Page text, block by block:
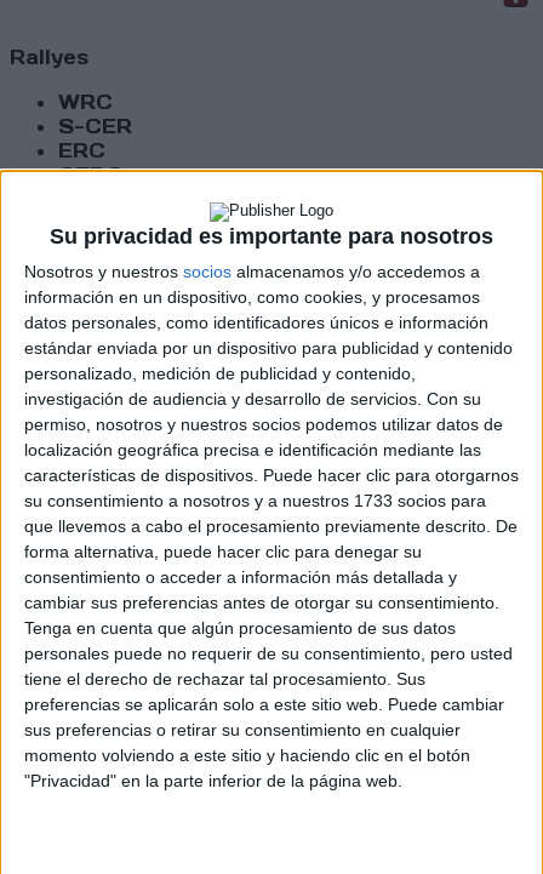
Su privacidad es importante para nosotros
Nosotros y nuestros socios almacenamos y/o accedemos a
información en un dispositivo, como cookies, y procesamos
datos personales, como identificadores únicos e información
estándar enviada por un dispositivo para publicidad y contenido
personalizado, medición de publicidad y contenido,
investigación de audiencia y desarrollo de servicios. Con su
permiso, nosotros y nuestros socios podemos utilizar datos de
localización geográfica precisa e identificación mediante las
características de dispositivos. Puede hacer clic para otorgarnos
su consentimiento a nosotros y a nuestros 1733 socios para
que llevemos a cabo el procesamiento previamente descrito. De
forma alternativa, puede hacer clic para denegar su
consentimiento o acceder a información más detallada y
cambiar sus preferencias antes de otorgar su consentimiento.
Tenga en cuenta que algún procesamiento de sus datos
personales puede no requerir de su consentimiento, pero usted
tiene el derecho de rechazar tal procesamiento. Sus
preferencias se aplicarán solo a este sitio web. Puede cambiar
sus preferencias o retirar su consentimiento en cualquier
momento volviendo a este sitio y haciendo clic en el botón
"Privacidad" en la parte inferior de la página web.
Rallyes
WRC
S-CER
ERC
CERA
Internacionales
Campeonatos Autonómicos
Históricos
Dakar
RallyCross
Circuitos
F1
Fórmula E
F2 / F3 / F4
Resistencia
Indycar
Otros
Producto
Producto
Web pensada para poder ofrecer diferentes
productos propios y ajenos para que los
aficionados los puedan adquirir
Divulgación